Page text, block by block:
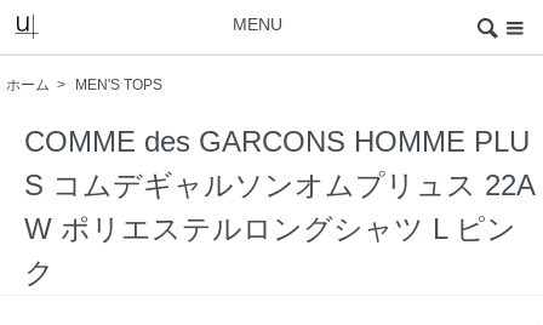
MENU
ホーム > MEN'S TOPS
COMME des GARCONS HOMME PLU
S コムデギャルソンオムプリュス 22A
W ポリエステルロングシャツ L ピン
ク